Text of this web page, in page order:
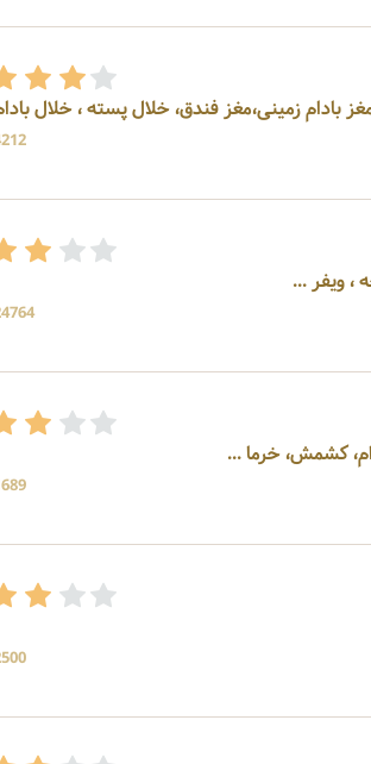
بادام زمینی،مغز فندق، خلال پسته ، خلال بادام
4212
ویفر ...
24764
کشمش، خرما ...
1689
2500